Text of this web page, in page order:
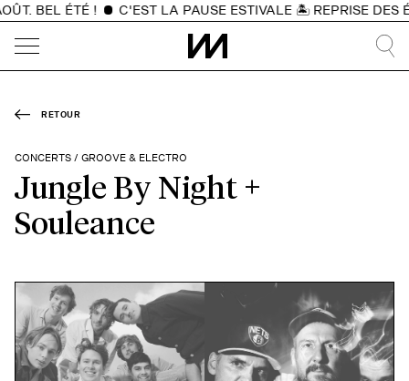
BEL ÉTÉ ! C'EST LA PAUSE ESTIVALE 🏝️ REPRISE DES
RETOUR
CONCERTS / GROOVE & ELECTRO
Jungle By Night +
Souleance